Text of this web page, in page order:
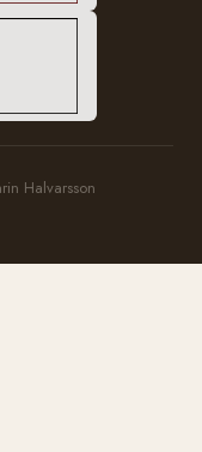
Halvarsson